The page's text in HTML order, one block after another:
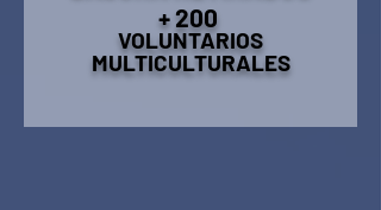
+ 200
VOLUNTARIOS
MULTICULTURALES